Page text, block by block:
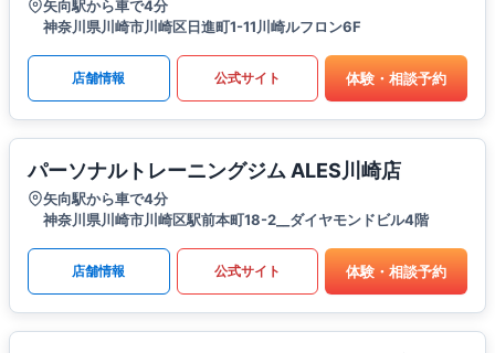
矢向駅から車で4分
神奈川県川崎市川崎区日進町1-11川崎ルフロン6F
店舗情報 公式サイト 体験・相談予約
パーソナルトレーニングジム ALES川崎店
矢向駅から車で4分
神奈川県川崎市川崎区駅前本町18-2__ダイヤモンドビル4階
店舗情報 公式サイト 体験・相談予約